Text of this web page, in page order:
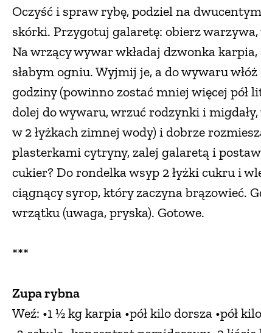
Oczyść i spraw rybę, podziel na
skórki. Przygotuj galaretę: obierz
Na wrzący wywar wkładaj dzwonka
słabym ogniu. Wyjmij je, a do wywaru
godziny (powinno zostać mniej więcej pół
dolej do wywaru, wrzuć rodzynki i
w 2 łyżkach zimnej wody) i dobrze
plasterkami cytryny, zalej galaretą i postaw
cukier? Do rondelka wsyp 2 łyżki cukru i
ciągnący syrop, który zaczyna brązowieć.
wrzątku (uwaga, pryska). Gotowe.
***
Zupa rybna
Weź: •1 ½ kg karpia •pół kilo dorsza •pół